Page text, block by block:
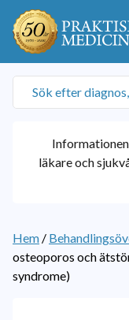
läkare och
Hem /
osteoporos och
syndrome)